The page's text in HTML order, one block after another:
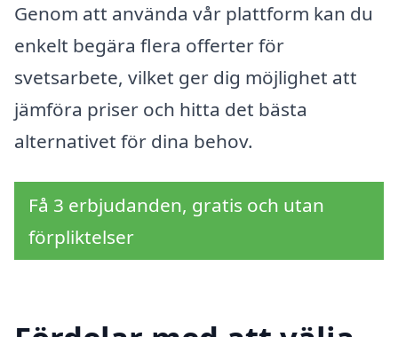
Genom att använda vår plattform kan du
enkelt begära flera offerter för
svetsarbete, vilket ger dig möjlighet att
jämföra priser och hitta det bästa
alternativet för dina behov.
Få 3 erbjudanden, gratis och utan
förpliktelser